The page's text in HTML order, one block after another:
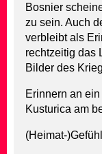
Bosnier
zu sein. Auch
verbleibt als
rechtzeitig das
Bilder des
Erinnern an
Kusturica am
(Heimat-)Gefühl